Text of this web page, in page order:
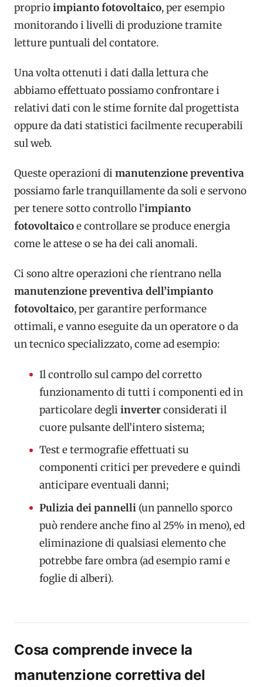
proprioimpianto fotovoltaico, per esempio
monitorando i livelli di produzione tramite
letture puntuali del contatore.
Una volta ottenuti i dati dalla lettura che
abbiamo effettuato possiamo confrontare i
relativi dati con le stime fornite dal progettista
oppure da dati statistici facilmente recuperabili
sul web.
Queste operazioni di manutenzione preventiva
possiamo farle tranquillamente da soli e servono
per tenere sotto controllo l’impianto
fotovoltaicoe controllare se produce energia
come le attese o se ha dei cali anomali.
Ci sono altre operazioni che rientrano nella
manutenzione preventiva dell’impianto
fotovoltaico, per garantire performance
ottimali, e vanno eseguite da un operatore o da
un tecnico specializzato, come ad esempio:
Il controllo sul campo del corretto
funzionamento di tutti i componenti ed in
particolare degli inverterconsiderati il
cuore pulsante dell’intero sistema;
Test e termografie effettuati su
componenti critici per prevedere e quindi
anticipare eventuali danni;
Pulizia dei pannelli (un pannello sporco
può rendere anche fino al 25% in meno), ed
eliminazione di qualsiasi elemento che
potrebbe fare ombra (ad esempio rami e
foglie di alberi).
Cosa comprende invece la
manutenzione correttiva del